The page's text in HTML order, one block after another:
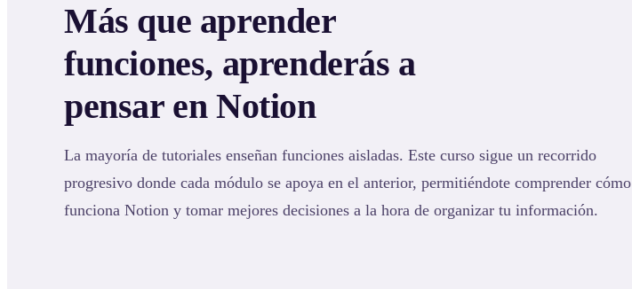
Más que aprender
funciones, aprenderás a
pensar en Notion
La mayoría de tutoriales enseñan funciones aisladas. Este curso sigue un recorrido
progresivo donde cada módulo se apoya en el anterior, permitiéndote comprender cómo
funciona Notion y tomar mejores decisiones a la hora de organizar tu información.